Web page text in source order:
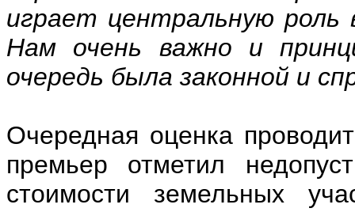
играет центральную роль
Нам очень важно и
очередь была законной и
Очередная оценка
премьер отметил
стоимости земельных